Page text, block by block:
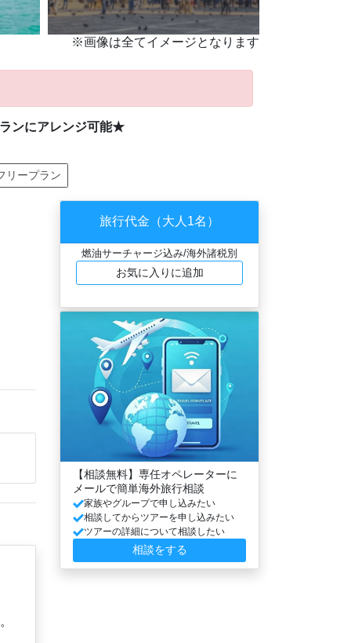
※画像は全てイメージとなります
ンにアレンジ可能★
リープラン
旅行代金（大人1名）
燃油サーチャージ込み/海外諸税別
お気に入りに追加
【相談無料】専任オペレーターに
メールで簡単海外旅行相談
家族やグループで申し込みたい
相談してからツアーを申し込みたい
ツアーの詳細について相談したい
相談をする